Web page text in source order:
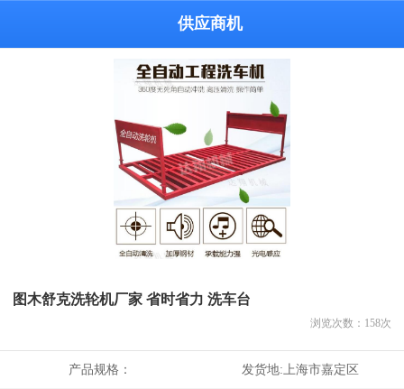
供应商机
图木舒克洗轮机厂家 省时省力 洗车台
浏览次数： 158次
产品规格： 发货地:上海市嘉定区